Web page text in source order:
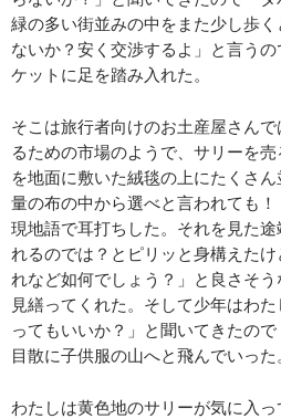
緑の多い街並みの中をまた少し歩
ないか？安く交渉するよ」と言う
ケットに足を踏み入れた。
そこは旅行者向けのお土産屋さん
るための市場のようで、サリーを
を地面に敷いた絨毯の上にたくさ
量の布の中から選べと言われても
現地語で耳打ちした。それを見た
れるのでは？とピリッと身構えた
れなど如何でしょう？」と良さそ
見繕ってくれた。そして少年はわ
ってもいいか？」と聞いてきたの
目散に子供服の山へと飛んでいった
わたしは黄色地のサリーが気に入